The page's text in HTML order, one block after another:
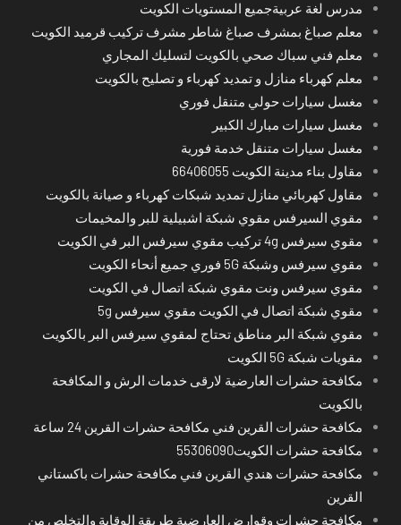
مدرس لغة عربيةجميع المستويات الكويت
معلم صباغ بمشرف صباغ شاطر مشرف تركيب قرميد الكويت
معلم فني سباك صحي بالكويت لتسليك المجاري
معلم كهرباء منازل و تمديد كهرباء و تصليح بالكويت
مغسل سيارات حولي متنقل فوري
مغسل سيارات مبارك الكبير
مغسل سيارات متنقل خدمة فورية
مقاول بناء مدينة الكويت 66406055
مقاول كهربائي منازل تمديد شبكات كهرباء و صيانة بالكويت
مقوي السيرفس مقوي شبكة اشبيلية للبر والمخيمات
مقوي سيرفس 4g تركيب مقوي سيرفس البر في الكويت
مقوي سيرفس وشبكة 5G فوري جميع أنحاء الكويت
مقوي سيرفس ونت مقوي شبكة اتصال في الكويت
مقوي شبكة اتصال في الكويت مقوي سيرفس 5g
مقوي شبكة البر مناطق تحتاج لمقوي سيرفس البر بالكويت
مقويات شبكة 5G الكويت
مكافحة حشرات العارضية لارقى خدمات الرش و المكافحة
بالكويت
مكافحة حشرات القرين فني مكافحة حشرات القرين 24 ساعة
مكافحة حشرات الكويت55306090
مكافحة حشرات هندي القرين فني مكافحة حشرات باكستاني
القرين
مكافحة حشرات وقوارض العارضية طريقة الوقاية والتخلص من